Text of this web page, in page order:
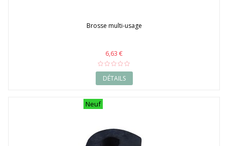
Brosse multi-usage
6,63 €
DÉTAILS
Neuf